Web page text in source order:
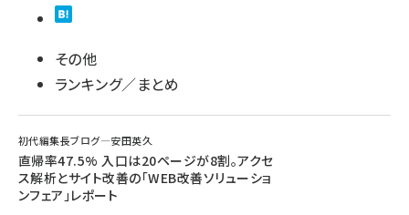
その他
ランキング／まとめ
初代編集長ブログ―安田英久
直帰率47.5% 入口は20ページが8割。アクセ
ス解析とサイト改善の「WEB改善ソリューショ
ンフェア」レポート